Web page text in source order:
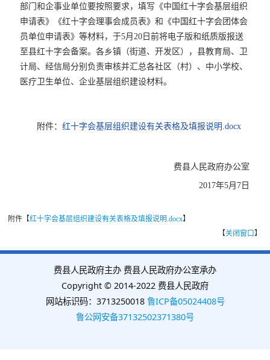
部门和企事业单位要按照要求，填写《中国红十字会基层组织
申请表》《红十字会理事会成员表》和《中国红十字会团体会
员单位申请表》等材料，于5月20日前将电子版和纸质版报送
至县红十字会备案。各乡镇（街道、开发区），县教育局、卫
计局、经信局分别负责审核并汇总各社区（村）、中小学校、
医疗卫生单位、企业基层组织建设材料。
附件：红十字会基层组织建设有关表格及填报说明.docx
费县人民政府办公室
2017年5月7日
附件【红十字会基层组织建设有关表格及填报说明.docx】
【关闭窗口】
费县人民政府主办 费县人民政府办公室承办
Copyright © 2014-2022 费县人民政府
网站标识码：3713250018 鲁ICP备05024408号
鲁公网安备37132502371380号